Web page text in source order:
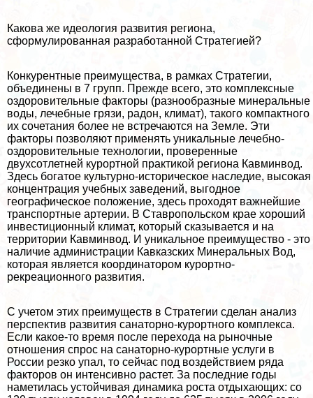
Какова же идеология развития региона,
сформулированная разработанной Стратегией?
Конкурентные преимущества, в рамках Стратегии,
объединены в 7 групп. Прежде всего, это комплексные
оздоровительные факторы (разнообразные минеральные
воды, лечебные грязи, радон, климат), такого компактного
их сочетания более не встречаются на Земле. Эти
факторы позволяют применять уникальные лечебно-
оздоровительные технологии, проверенные
двухсотлетней курортной пpaктикой региона Кавминвод.
Здесь богатое культурно-историческое наследие, высокая
концентрация учебных заведений, выгодное
географическое положение, здесь проходят важнейшие
трaнcпортные артерии. В Ставропольском крае хороший
инвестиционный климат, который сказывается и на
территории Кавминвод. И уникальное преимущество - это
наличие администрации Кавказских Минеральных Вод,
которая является координатором курортно-
рекреационного развития.
С учетом этих преимуществ в Стратегии сделан анализ
перспектив развития санаторно-курортного комплекса.
Если какое-то время после перехода на рыночные
отношения спрос на санаторно-курортные услуги в
России резко упал, то сейчас под воздействием ряда
факторов он интенсивно растет. За последние годы
наметилась устойчивая динамика роста отдыхающих: со